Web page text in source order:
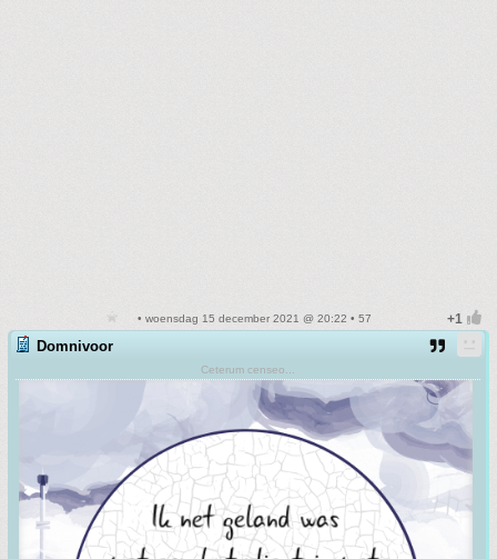
• woensdag 15 december 2021 @ 20:22 • 57
Domnivoor
Ceterum censeo...